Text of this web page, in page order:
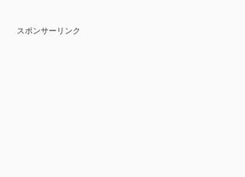
スポンサーリンク